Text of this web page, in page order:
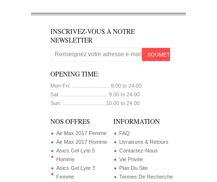
INSCRIVEZ-VOUS À NOTRE
NEWSLETTER
SOUMETTRE
OPENING TIME:
Mon-Fri: .......................... 8.00 to 24.00
Sat: ................................ 9.00 to 24.00
Sun: ............................. 10.00 to 24.00
NOS OFFRES
Air Max 2017 Femme
Air Max 2017 Homme
Asics Gel Lyte 5
Homme
Asics Gel Lyte 3
Femme
INFORMATION
FAQ
Livraisons & Retours
Contactez-Nous
Vie Privée
Plan Du Site
Termes De Recherche